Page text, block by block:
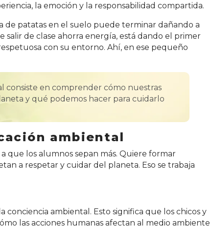
la emoción y la responsabilidad compartida.
de patatas en el suelo puede terminar dañando a
salir de clase ahorra energía, está dando el primer
con su entorno. Ahí, en ese pequeño
consiste en comprender cómo nuestras
y qué podemos hacer para cuidarlo
ambiental
que los alumnos sepan más. Quiere formar
a respetar y cuidar del planeta. Eso se trabaja
conciencia ambiental. Esto significa que los chicos y
las acciones humanas afectan al medio ambiente